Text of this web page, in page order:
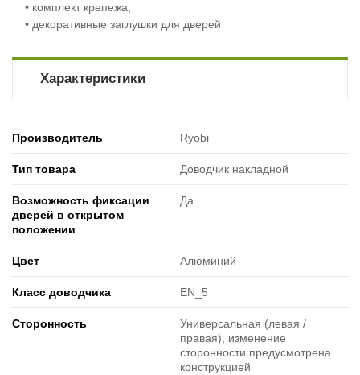
• комплект крепежа;
• декоративные заглушки для дверей
Характеристики
Производитель Ryobi
Тип товара Доводчик накладной
Возможность фиксации
дверей в открытом
положении
Да
Цвет Алюминий
Класс доводчика EN_5
Cторонность
Универсальная (левая /
правая), изменение
сторонности предусмотрена
конструкцией